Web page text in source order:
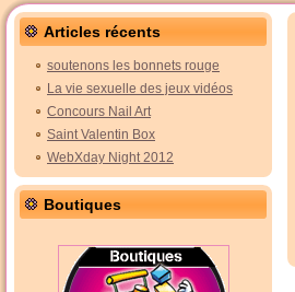
Articles récents
soutenons les bonnets rouge
La vie sexuelle des jeux vidéos
Concours Nail Art
Saint Valentin Box
WebXday Night 2012
Boutiques